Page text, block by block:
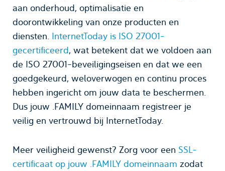
aan onderhoud, optimalisatie en
doorontwikkeling van onze producten en
diensten. InternetToday is ISO 27001-
gecertificeerd, wat betekent dat we voldoen aan
de ISO 27001-beveiligingseisen en dat we een
goedgekeurd, weloverwogen en continu proces
hebben ingericht om jouw data te beschermen.
Dus jouw .FAMILY domeinnaam registreer je
veilig en vertrouwd bij InternetToday.
Meer veiligheid gewenst? Zorg voor een SSL-
certificaat op jouw .FAMILY domeinnaam zodat